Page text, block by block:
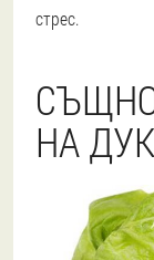
стрес.
НА